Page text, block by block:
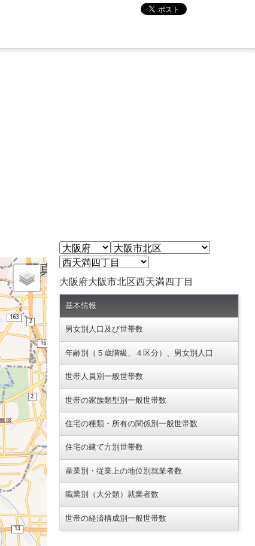
大阪府大阪市北区西天満四丁目
基本情報
男女別人口及び世帯数
年齢別（５歳階級、４区分）、男女別人口
世帯人員別一般世帯数
世帯の家族類型別一般世帯数
住宅の種類・所有の関係別一般世帯数
住宅の建て方別世帯数
産業別・従業上の地位別就業者数
職業別（大分類）就業者数
世帯の経済構成別一般世帯数